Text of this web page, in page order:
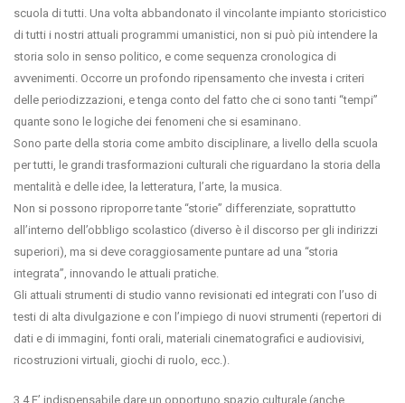
scuola di tutti. Una volta abbandonato il vincolante impianto storicistico
di tutti i nostri attuali programmi umanistici, non si può più intendere la
storia solo in senso politico, e come sequenza cronologica di
avvenimenti. Occorre un profondo ripensamento che investa i criteri
delle periodizzazioni, e tenga conto del fatto che ci sono tanti “tempi”
quante sono le logiche dei fenomeni che si esaminano.
Sono parte della storia come ambito disciplinare, a livello della scuola
per tutti, le grandi trasformazioni culturali che riguardano la storia della
mentalità e delle idee, la letteratura, l’arte, la musica.
Non si possono riproporre tante “storie” differenziate, soprattutto
all’interno dell’obbligo scolastico (diverso è il discorso per gli indirizzi
superiori), ma si deve coraggiosamente puntare ad una “storia
integrata”, innovando le attuali pratiche.
Gli attuali strumenti di studio vanno revisionati ed integrati con l’uso di
testi di alta divulgazione e con l’impiego di nuovi strumenti (repertori di
dati e di immagini, fonti orali, materiali cinematografici e audiovisivi,
ricostruzioni virtuali, giochi di ruolo, ecc.).
3.4 E’ indispensabile dare un opportuno spazio culturale (anche